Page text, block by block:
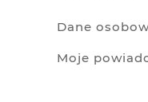
Dane
Moje